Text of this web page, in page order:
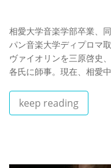
相愛大学音楽学部卒業、
パン音楽大学ディプロマ
ヴァイオリンを三原啓史
各氏に師事。現在、相愛
keep reading